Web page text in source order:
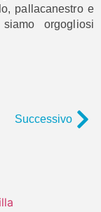
pallacanestro e
orgogliosi
Successivo